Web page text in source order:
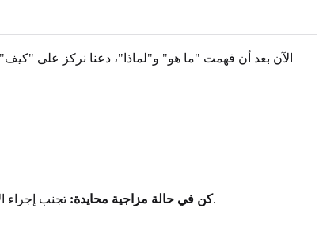
الآن بعد أن فهمت "ما هو" و"لماذا"، دعنا نركز على
كن في حالة مزاجية محايدة:تجنب إجراء الاختبار عندما تكون مضطربًا، متحمسًا جدًا، أو منزعجًا. المشاعر القوية والمؤقتة قد تشوه تصورك لسلوكك المعتاد. استهدف حالة هادئة وتأملية.